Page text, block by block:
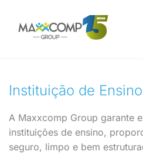
Skip to main content
Instituição de Ensino
A Maxxcomp Group garante
instituições de ensino,
seguro, limpo e bem